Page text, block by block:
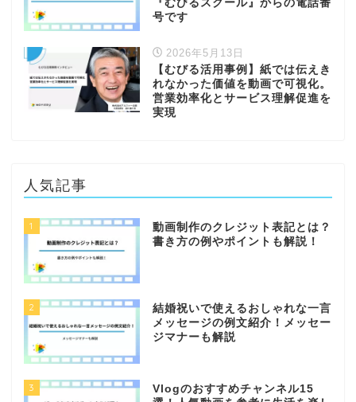
『むびるスクール』からの電話番
号です
2026年5月13日
【むびる活用事例】紙では伝えき
れなかった価値を動画で可視化。
営業効率化とサービス理解促進を
実現
人気記事
1
動画制作のクレジット表記とは？
書き方の例やポイントも解説！
2
結婚祝いで使えるおしゃれな一言
メッセージの例文紹介！メッセー
ジマナーも解説
3
Vlogのおすすめチャンネル15